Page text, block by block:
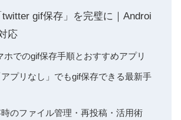
gif保存」を完璧に｜Androi
応
ホでのgif保存手順とおすすめアプリ
プリなし」でもgif保存できる最新手
のファイル管理・再投稿・活用術